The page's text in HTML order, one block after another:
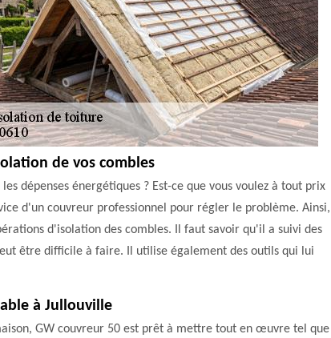
de vos combles
dépenses énergétiques ? Est-ce que vous voulez à tout prix
d'un couvreur professionnel pour régler le problème. Ainsi,
d'isolation des combles. Il faut savoir qu'il a suivi des
être difficile à faire. Il utilise également des outils qui lui
à Jullouville
GW couvreur 50 est prêt à mettre tout en œuvre tel que